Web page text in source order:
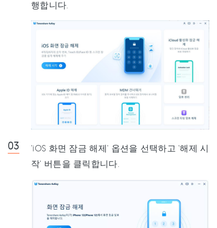
행합니다.
'iOS 화면 잠금 해제' 옵션을 선택하고 '해제 시
작' 버튼을 클릭합니다.